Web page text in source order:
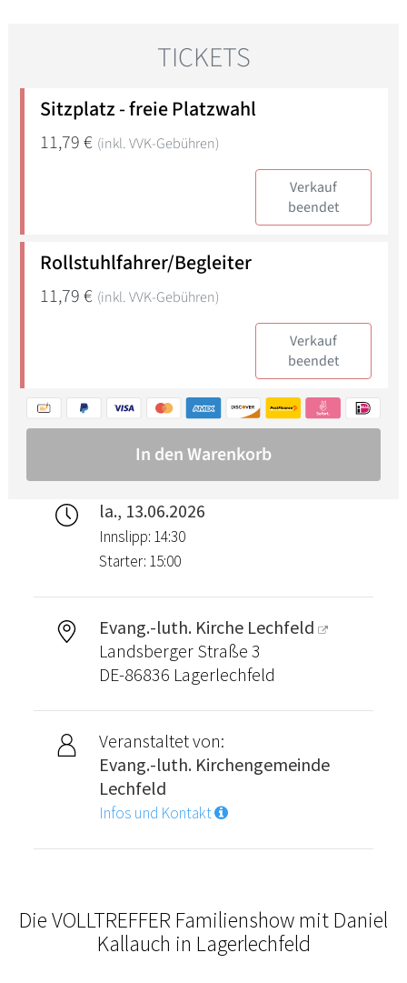
la., 13.06.2026
Innslipp: 14:30
Starter: 15:00
Evang.-luth. Kirche Lechfeld
Landsberger Straße 3
DE-86836 Lagerlechfeld
Veranstaltet von:
Evang.-luth. Kirchengemeinde
Lechfeld
Infos und Kontakt
Die VOLLTREFFER Familienshow mit Daniel
Kallauch in Lagerlechfeld